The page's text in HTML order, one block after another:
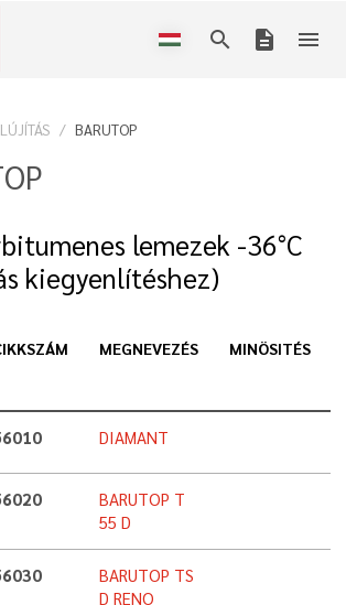
search description menu
BARUTOP
lemezek -36°C
kiegyenlítéshez)
MEGNEVEZÉS MINÖSITÉS
DIAMANT
BARUTOP T
55 D
BARUTOP TS
D RENO